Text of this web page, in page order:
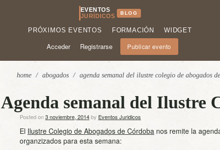
EVENTOS
JURÍDICOS
BLOG
PRÓXIMOS EVENTOS FORMACIÓN WIDGET
Acceder Registrarse Publicar evento
home / abogados / agenda semanal del ilustre colegio de abogados
Agenda semanal del Ilustre
Posted on3 noviembre, 2014by Eventos Juridicos
El Ilustre Colegio de Abogados de Córdoba nos remite la
organzizados para esta semana: